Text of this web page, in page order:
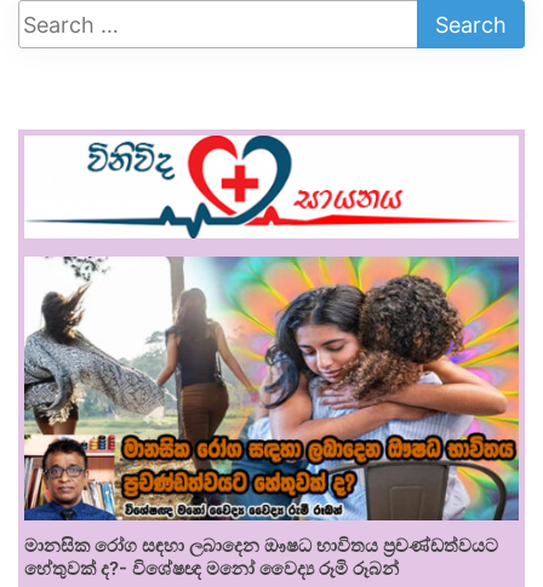
මානසික රෝග සඳහා ලබාදෙන ඖෂධ භාවිතය ප්‍රචණ්ඩත්වයට
හේතුවක් ද?- විශේෂඥ මනෝ වෛද්‍ය රූමි රූබන්